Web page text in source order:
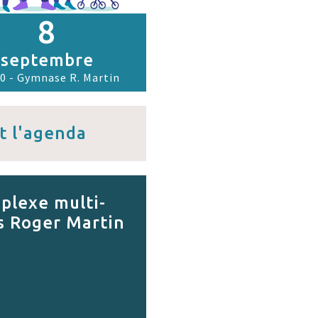
8
septembre
- Gymnase R. Martin
l'agenda
multi-
Roger Martin